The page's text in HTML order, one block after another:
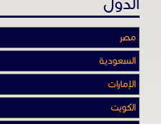
عن موقع حراج خدمة
أدواتنا ومهاراتنا
والشـاري بشكل
والخـدمـات أينمـــا